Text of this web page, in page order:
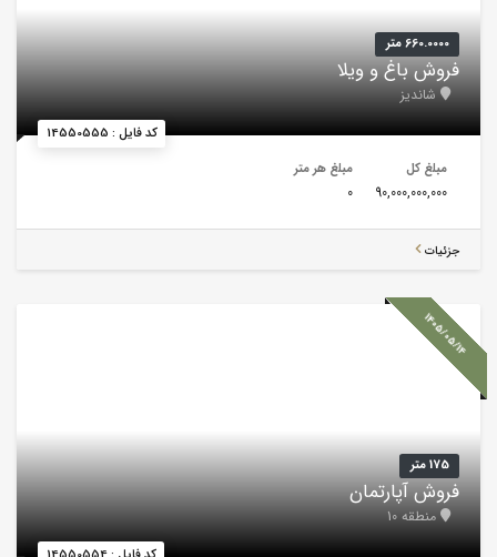
کد فایل : 14550555
660.0000 متر
فروش باغ و ویلا
شاندیز
مبلغ کل
90,000,000,000
مبلغ هر متر
0
جزئیات
1405/05/14
175 متر
فروش آپارتمان
منطقه 10